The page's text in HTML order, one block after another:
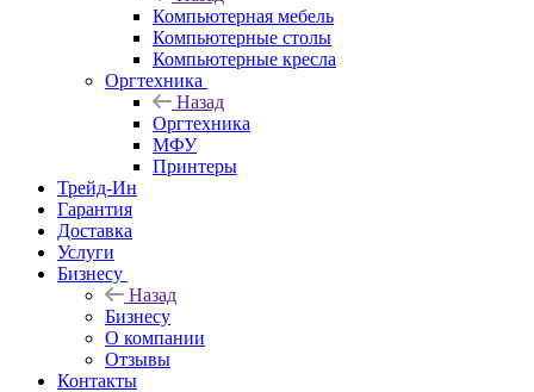
Компьютерная мебель
Компьютерные столы
Компьютерные кресла
Оргтехника
Назад
Оргтехника
МФУ
Принтеры
Трейд-Ин
Гарантия
Доставка
Услуги
Бизнесу
Назад
Бизнесу
О компании
Отзывы
Контакты